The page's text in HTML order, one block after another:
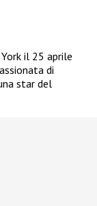
il 25 aprile
di
star del